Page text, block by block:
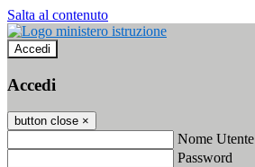
Salta al contenuto
Accedi
Accedi
button close ×
Nome Utente
Password